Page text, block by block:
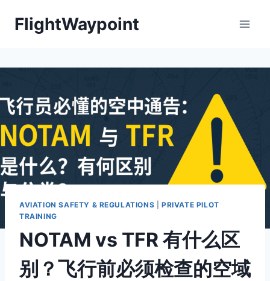
FlightWaypoint
AVIATION SAFETY & REGULATIONS |PRIVATE PILOT
TRAINING
NOTAM vs TFR 有什么区
别？飞行前必须检查的空域